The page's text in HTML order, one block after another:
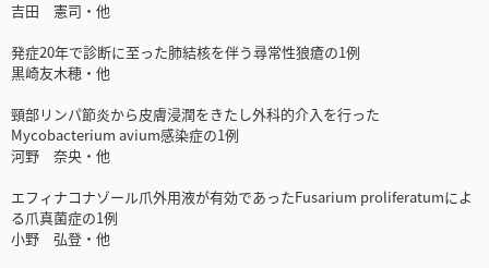
吉田 憲司・他
発症20年で診断に至った肺結核を伴う尋常性狼瘡の1例
黒崎友木穂・他
頸部リンパ節炎から皮膚浸潤をきたし外科的介入を行った
Mycobacterium avium感染症の1例
河野 奈央・他
エフィナコナゾール爪外用液が有効であったFusarium proliferatumによ
る爪真菌症の1例
小野 弘登・他